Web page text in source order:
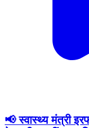
📢 स्वास्थ्य मंत्री